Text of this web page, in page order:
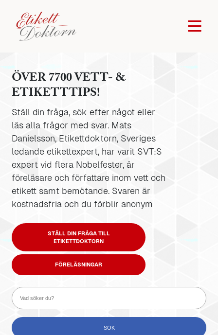
ÖVER 7700 VETT- &
ETIKETTTIPS!
Ställ din fråga, sök efter något eller
läs alla frågor med svar. Mats
Danielsson, Etikettdoktorn, Sveriges
ledande etikettexpert, har varit SVT:S
expert vid flera Nobelfester, är
föreläsare och författare inom vett och
etikett samt bemötande. Svaren är
kostnadsfria och du förblir anonym
STÄLL DIN FRÅGA TILL
ETIKETTDOKTORN
FÖRELÄSNINGAR